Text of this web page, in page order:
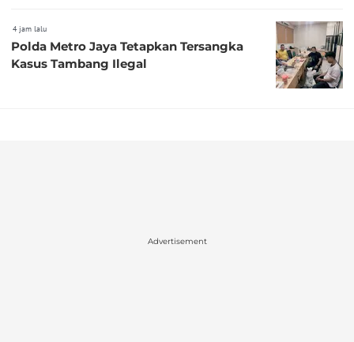
4 jam lalu
Polda Metro Jaya Tetapkan Tersangka
Kasus Tambang Ilegal
Advertisement